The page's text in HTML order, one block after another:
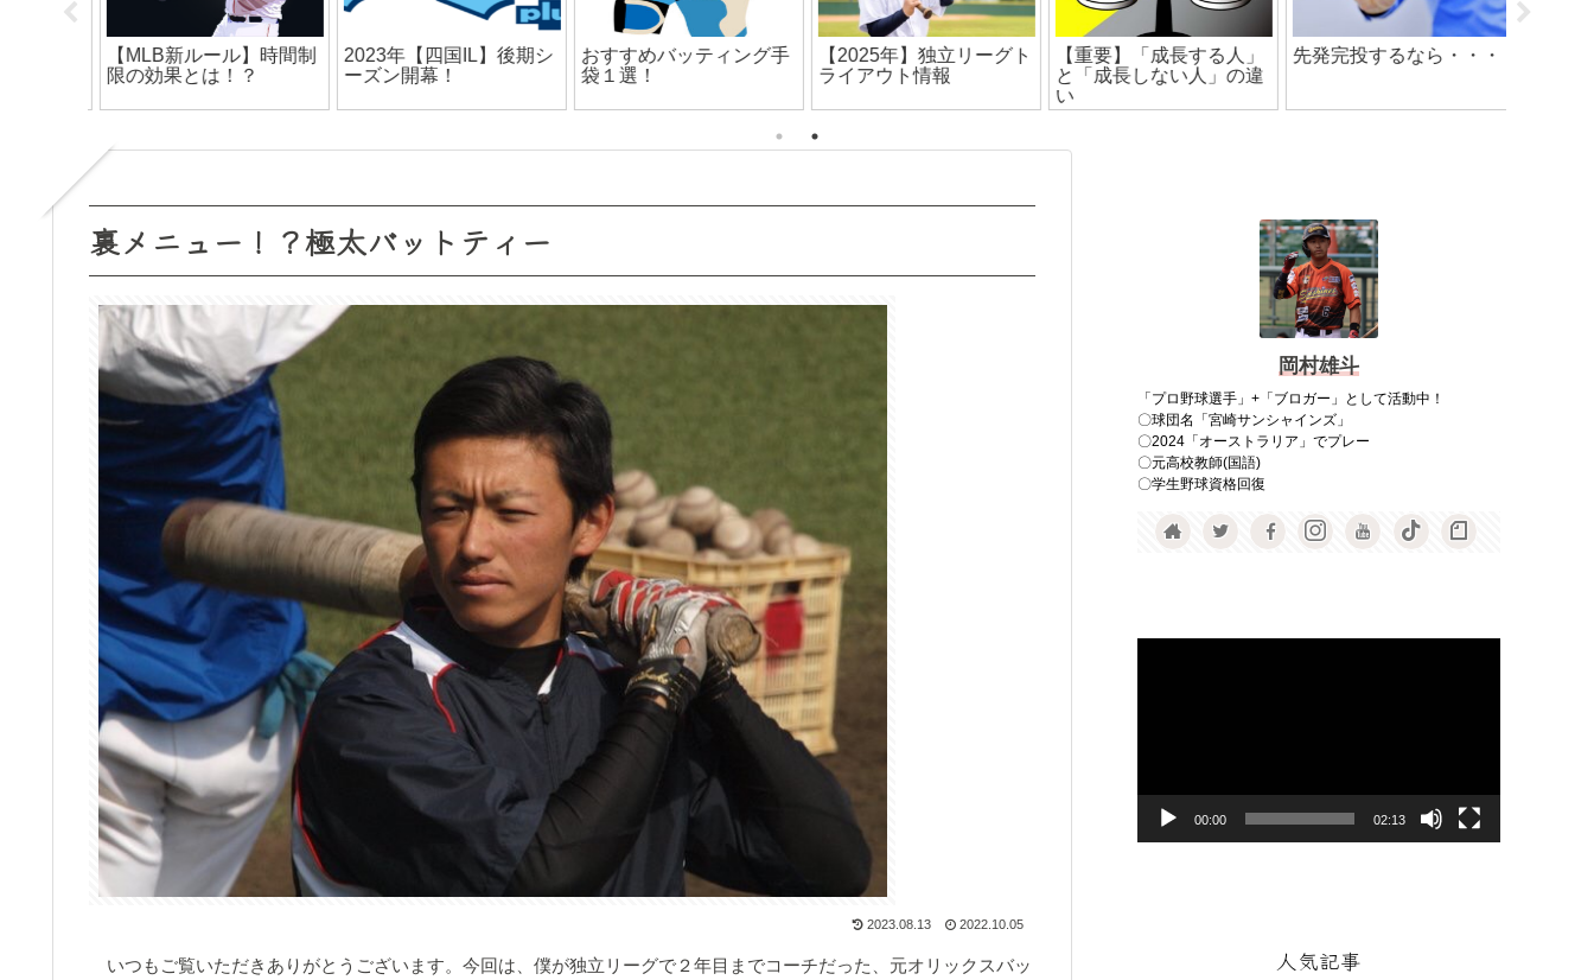
【MLB新ルール】時間制
限の効果とは！？
2023年【四国IL】後期シ
ーズン開幕！
おすすめバッティング手
袋１選！
【2025年】独立リーグト
ライアウト情報
【重要】「成長する人」
と「成長しない人」の違
い
先発完投するなら・・・
裏メニュー！？極太バットティー
2023.08.13 2022.10.05
いつもご覧いただきありがとうございます。今回は、僕が独立リーグで２年目までコーチだった、元オリックスバッ
岡村雄斗
「プロ野球選手」+「ブロガー」として活動中！
〇球団名「宮崎サンシャインズ」
〇2024「オーストラリア」でプレー
〇元高校教師(国語)
〇学生野球資格回復
ー
00:00 02:13
人気記事